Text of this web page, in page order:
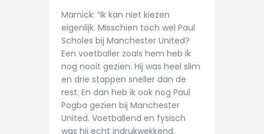
Marnick: “Ik kan niet kiezen
eigenlijk. Misschien toch wel Paul
Scholes bij Manchester United?
Een voetballer zoals hem heb ik
nog nooit gezien. Hij was heel slim
en drie stappen sneller dan de
rest. En dan heb ik ook nog Paul
Pogba gezien bij Manchester
United. Voetballend en fysisch
was hij echt indrukwekkend.